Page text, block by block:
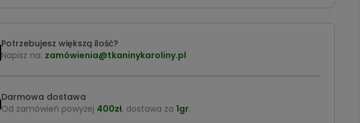
Potrzebujesz większą ilość?
Napisz na: zamówienia@tkaninykaroliny.pl
Darmowa dostawa
Od zamówień powyżej 400zł, dostawa za 1gr.